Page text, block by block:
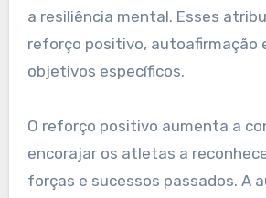
a resiliência mental. Esses
reforço positivo, autoafirmação
objetivos específicos.
O reforço positivo aumenta a
encorajar os atletas a
forças e sucessos passados. A